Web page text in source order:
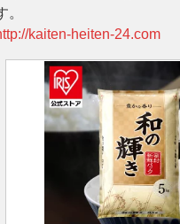
。
kaiten-heiten-24.com